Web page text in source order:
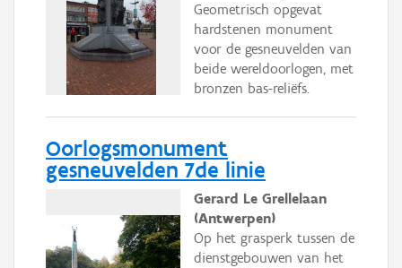
Geometrisch opgevat
hardstenen monument
voor de gesneuvelden van
beide wereldoorlogen, met
bronzen bas-reliëfs.
Oorlogsmonument
gesneuvelden 7de linie
Gerard Le Grellelaan
(Antwerpen)
Op het grasperk tussen de
dienstgebouwen van het